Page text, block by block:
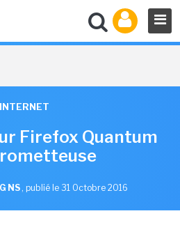
INTERNET
Firefox Quantum
NS , publié le 31 Octobre 2016